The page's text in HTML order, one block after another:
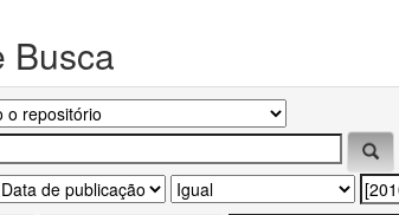
Busca